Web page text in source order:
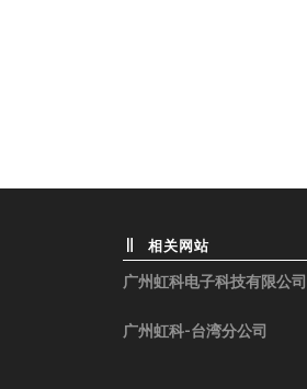
相关网站
广州虹科电子科技有限公司
广州虹科-台湾分公司